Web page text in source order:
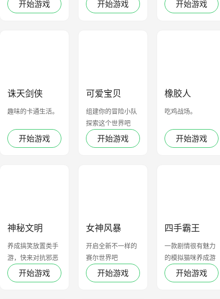
开始游戏 开始游戏 开始游戏
诛天剑侠
趣味的卡通生活。
开始游戏
可爱宝贝
组建你的冒险小队
探索这个世界吧
开始游戏
橡胶人
吃鸡战场。
开始游戏
神秘文明
养成搞笑放置类手
游，快来对抗邪恶
力量吧开始游戏
女神风暴
开启全新不一样的
赛尔世界吧
开始游戏
四手霸王
一款剧情很有魅力
的模拟猫咪养成游
戏
开始游戏